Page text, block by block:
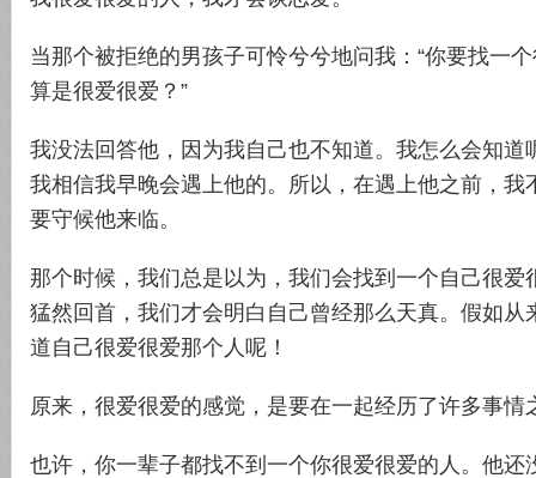
当那个被拒绝的男孩子可怜兮兮地问我：“你要找一
算是很爱很爱？”
我没法回答他，因为我自己也不知道。我怎么会知道
我相信我早晚会遇上他的。所以，在遇上他之前，我
要守候他来临。
那个时候，我们总是以为，我们会找到一个自己很爱
猛然回首，我们才会明白自己曾经那么天真。假如从
道自己很爱很爱那个人呢！
原来，很爱很爱的感觉，是要在一起经历了许多事情
也许，你一辈子都找不到一个你很爱很爱的人。他还